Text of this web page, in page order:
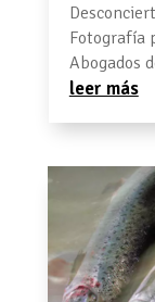
Fotografía
Abogados
leer más